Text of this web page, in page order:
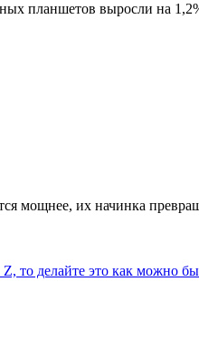
планшетов выросли на
мощнее, их начинка
то делайте это как можно